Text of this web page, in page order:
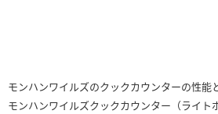
モンハンワイルズのクックカウンターの性能
モンハンワイルズクックカウンター（ライト